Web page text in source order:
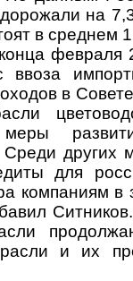
на
в среднем
февраля
в
других
для
компаниям в
и их